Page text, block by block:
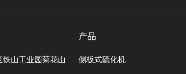
铁山工业园菊花山
产品
侧板式硫化机